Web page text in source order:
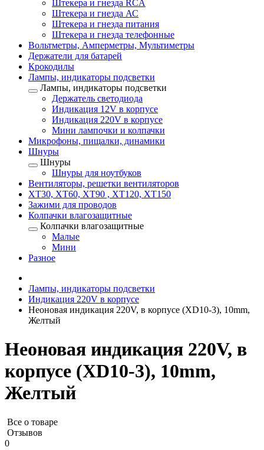
Штекера и гнезда RCA
Штекера и гнезда АС
Штекера и гнезда питания
Штекера и гнезда телефонные
Вольтметры, Амперметры, Мультиметры
Держатели для батарей
Крокодилы
Лампы, индикаторы подсветки
Лампы, индикаторы подсветки
Держатель светодиода
Индикация 12V в корпусе
Индикация 220V в корпусе
Мини лампочки и колпачки
Микрофоны, пищалки, динамики
Шнуры
Шнуры
Шнуры для ноутбуков
Вентиляторы, решетки вентиляторов
XT30, XT60, XT90 , XT120, XT150
Зажими для проводов
Колпачки влагозащитные
Колпачки влагозащитные
Малые
Мини
Разное
Лампы, индикаторы подсветки
Индикация 220V в корпусе
Неоновая индикация 220V, в корпусе (XD10-3), 10mm,
Желтый
Неоновая индикация 220V, в
корпусе (XD10-3), 10mm,
Желтый
Все о товаре
Отзывов
0